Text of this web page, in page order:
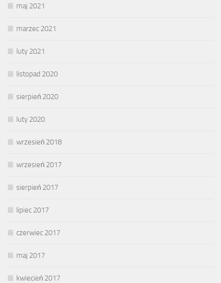
maj 2021
marzec 2021
luty 2021
listopad 2020
sierpień 2020
luty 2020
wrzesień 2018
wrzesień 2017
sierpień 2017
lipiec 2017
czerwiec 2017
maj 2017
kwiecień 2017